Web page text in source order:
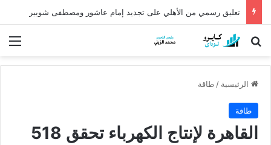
كشف أثري عمره أكثر من 5 آلاف عام في الدقهلية يروي أسرار شرق الدلتا
بحث عن
الرئيسية / طاقة
طاقة
القاهرة لإنتاج الكهرباء تحقق 518